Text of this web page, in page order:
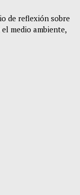
de reflexión sobre
medio ambiente,